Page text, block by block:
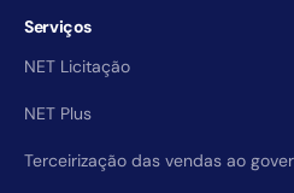
Serviços
NET Licitação
NET Plus
Terceirização das vendas ao